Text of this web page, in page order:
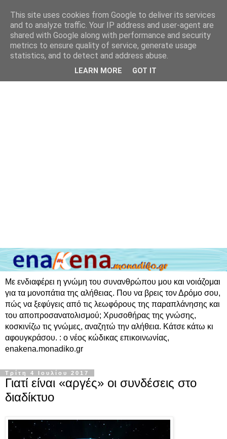
Με ενδιαφέρει η γνώμη του συνανθρώπου μου και νοιάζομαι
για τα μονοπάτια της αλήθειας. Που να βρεις τον Δρόμο σου,
πώς να ξεφύγεις από τις λεωφόρους της παραπλάνησης και
του αποπροσανατολισμού; Χρυσοθήρας της γνώσης,
κοσκινίζω τις γνώμες, αναζητώ την αλήθεια. Κάτσε κάτω κι
αφουγκράσου. : ο νέος κώδικας επικοινωνίας,
enakena.monadiko.gr
Τρίτη 4 Ιουλίου 2017
Γιατί είναι «αργές» οι συνδέσεις στο
διαδίκτυο
This site uses cookies from Google to deliver its services
and to analyze traffic. Your IP address and user-agent are
shared with Google along with performance and security
metrics to ensure quality of service, generate usage
statistics, and to detect and address abuse.
LEARN MORE GOT IT